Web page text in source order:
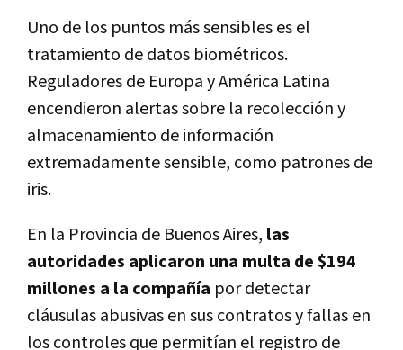
Uno de los puntos más sensibles es el
tratamiento de datos biométricos.
Reguladores de Europa y América Latina
encendieron alertas sobre la recolección y
almacenamiento de información
extremadamente sensible, como patrones de
iris.
En la Provincia de Buenos Aires, las
autoridades aplicaron una multa de $194
millones a la compañía por detectar
cláusulas abusivas en sus contratos y fallas en
los controles que permitían el registro de